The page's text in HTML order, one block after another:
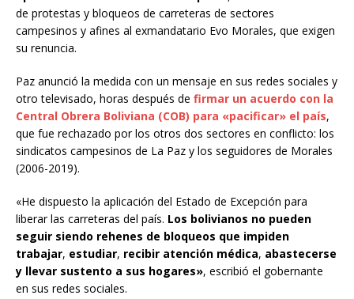
de protestas y bloqueos de carreteras de sectores
campesinos y afines al exmandatario Evo Morales, que exigen
su renuncia.
Paz anunció la medida con un mensaje en sus redes sociales y
otro televisado, horas después de firmar un acuerdo con la
Central Obrera Boliviana (COB) para «pacificar» el país,
que fue rechazado por los otros dos sectores en conflicto: los
sindicatos campesinos de La Paz y los seguidores de Morales
(2006-2019).
«He dispuesto la aplicación del Estado de Excepción para
liberar las carreteras del país. Los bolivianos no pueden
seguir siendo rehenes de bloqueos que impiden
trabajar, estudiar, recibir atención médica, abastecerse
y llevar sustento a sus hogares», escribió el gobernante
en sus redes sociales.